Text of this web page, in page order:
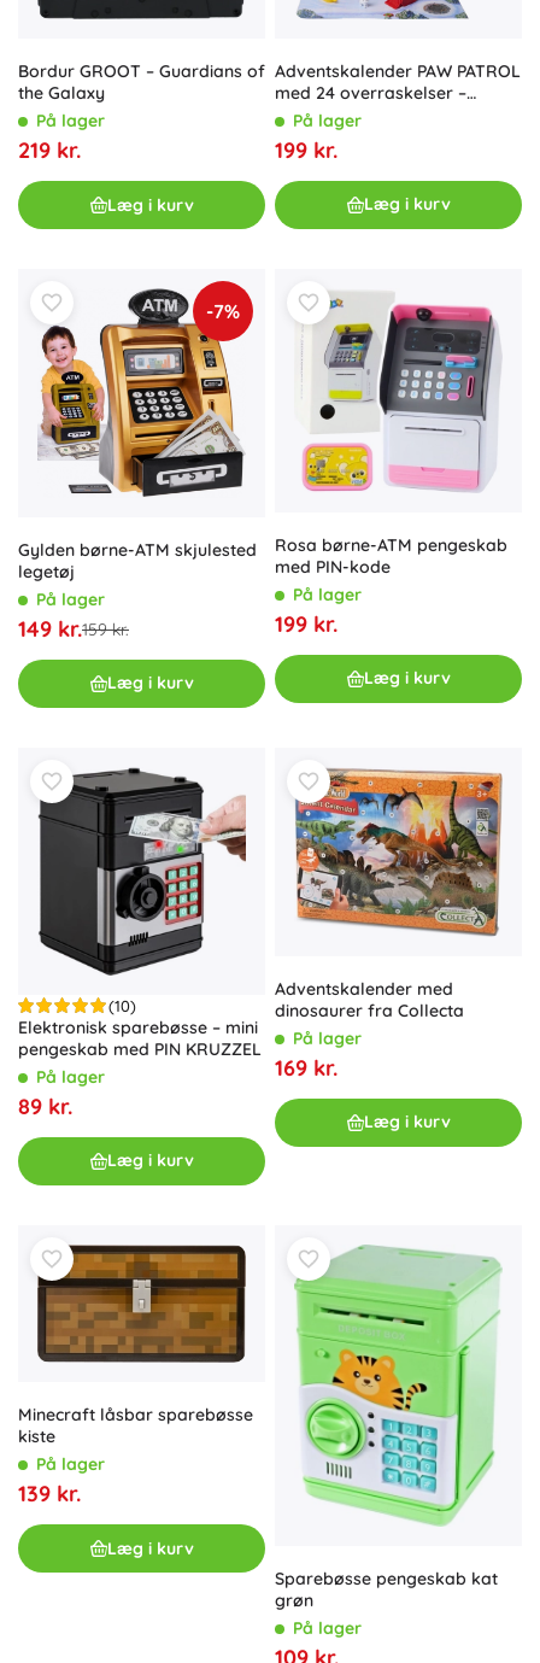
Bordur GROOT – Guardians of
the Galaxy
På lager
219 kr.
Læg i kurv
Adventskalender PAW PATROL
med 24 overraskelser –
figurer og vintertilbehør
På lager
199 kr.
Læg i kurv
-7%
Gylden børne-ATM skjulested
legetøj
På lager
149 kr.159 kr.
Læg i kurv
Rosa børne-ATM pengeskab
med PIN-kode
På lager
199 kr.
Læg i kurv
(10)
Elektronisk sparebøsse – mini
pengeskab med PIN KRUZZEL
På lager
89 kr.
Læg i kurv
Adventskalender med
dinosaurer fra Collecta
På lager
169 kr.
Læg i kurv
Minecraft låsbar sparebøsse
kiste
På lager
139 kr.
Læg i kurv
Sparebøsse pengeskab kat
grøn
På lager